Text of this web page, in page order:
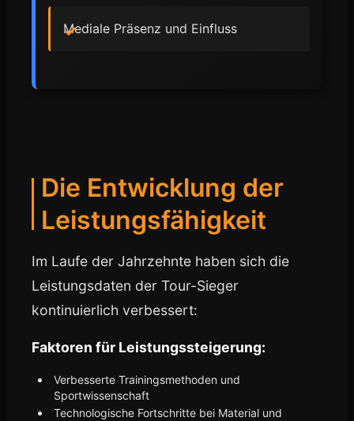
Mediale Präsenz und Einfluss
Die Entwicklung der
Leistungsfähigkeit
Im Laufe der Jahrzehnte haben sich die
Leistungsdaten der Tour-Sieger
kontinuierlich verbessert:
Faktoren für Leistungssteigerung:
Verbesserte Trainingsmethoden und
Sportwissenschaft
Technologische Fortschritte bei Material und